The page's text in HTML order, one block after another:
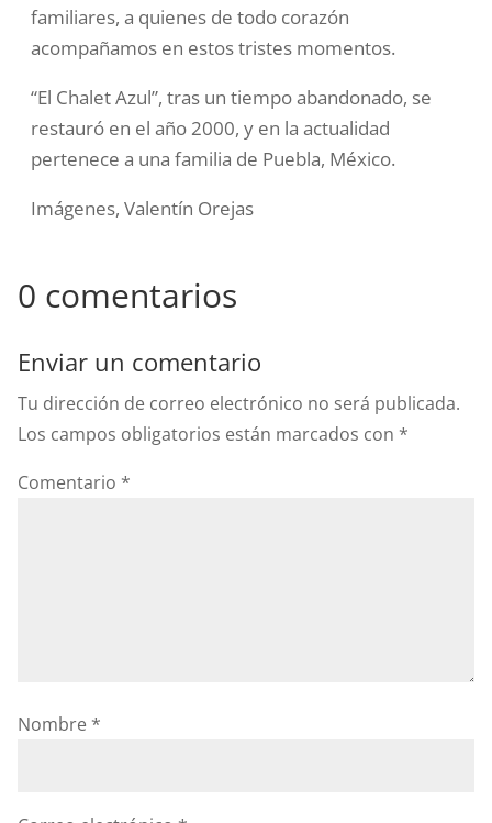
familiares, a quienes de todo corazón
acompañamos en estos tristes momentos.
“El Chalet Azul”, tras un tiempo abandonado, se
restauró en el año 2000, y en la actualidad
pertenece a una familia de Puebla, México.
Imágenes, Valentín Orejas
0 comentarios
Enviar un comentario
Tu dirección de correo electrónico no será publicada.
Los campos obligatorios están marcados con *
Comentario *
Nombre *